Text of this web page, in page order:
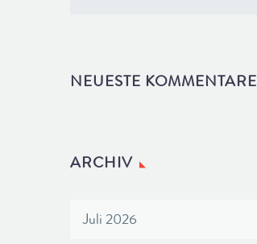
NEUESTE KOMMENTARE
ARCHIV
Juli 2026